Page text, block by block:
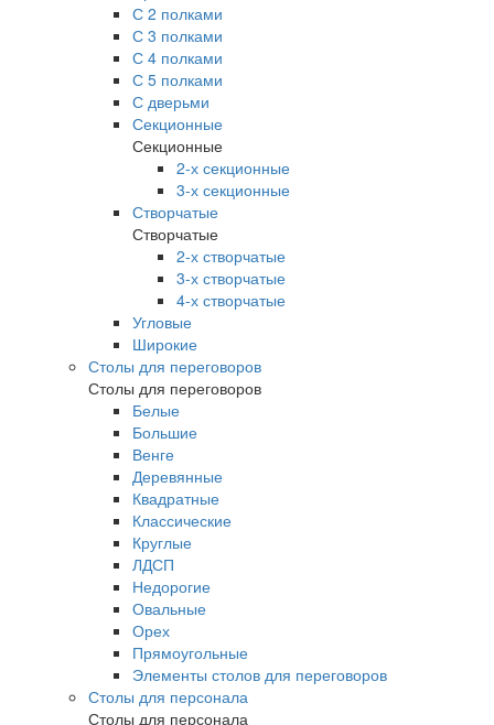
С 2 полками
С 3 полками
С 4 полками
С 5 полками
С дверьми
Секционные
Секционные
2-х секционные
3-х секционные
Створчатые
Створчатые
2-х створчатые
3-х створчатые
4-х створчатые
Угловые
Широкие
Столы для переговоров
Столы для переговоров
Белые
Большие
Венге
Деревянные
Квадратные
Классические
Круглые
ЛДСП
Недорогие
Овальные
Орех
Прямоугольные
Элементы столов для переговоров
Столы для персонала
Столы для персонала